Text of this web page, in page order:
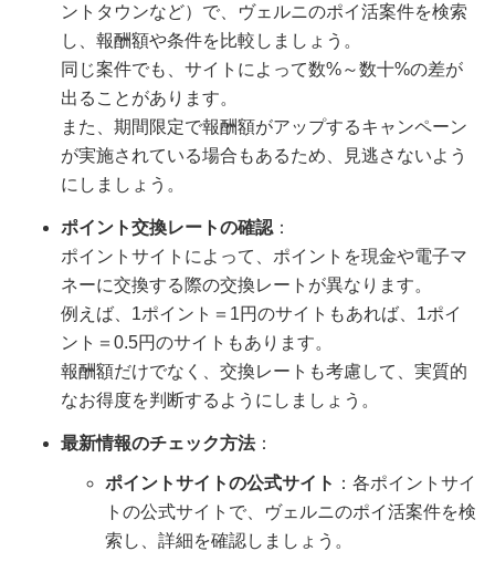
ントタウンなど）で、ヴェルニのポイ活案件を検索
し、報酬額や条件を比較しましょう。
同じ案件でも、サイトによって数%～数十%の差が
出ることがあります。
また、期間限定で報酬額がアップするキャンペーン
が実施されている場合もあるため、見逃さないよう
にしましょう。
ポイント交換レートの確認 ：
ポイントサイトによって、ポイントを現金や電子マ
ネーに交換する際の交換レートが異なります。
例えば、1ポイント＝1円のサイトもあれば、1ポイ
ント＝0.5円のサイトもあります。
報酬額だけでなく、交換レートも考慮して、実質的
なお得度を判断するようにしましょう。
最新情報のチェック方法：
ポイントサイトの公式サイト ：各ポイントサイ
トの公式サイトで、ヴェルニのポイ活案件を検
索し、詳細を確認しましょう。